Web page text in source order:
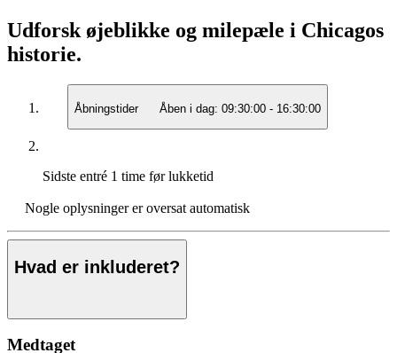
Udforsk øjeblikke og milepæle i Chicagos
historie.
Åbningstider Åben i dag: 09:30:00 - 16:30:00
Sidste entré 1 time før lukketid
Nogle oplysninger er oversat automatisk
Hvad er inkluderet?
Medtaget